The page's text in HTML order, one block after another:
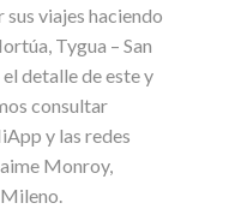
sus viajes haciendo
Tygua – San
detalle de este y
consultar
y las redes
Monroy,